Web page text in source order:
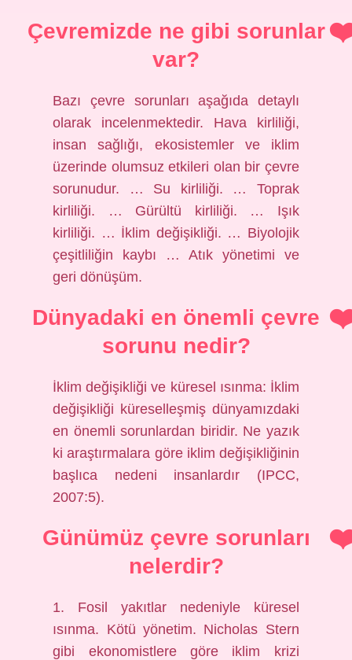
Çevremizde ne gibi sorunlar
var?
Bazı çevre sorunları aşağıda detaylı
olarak incelenmektedir. Hava kirliliği,
insan sağlığı, ekosistemler ve iklim
üzerinde olumsuz etkileri olan bir çevre
sorunudur. … Su kirliliği. … Toprak
kirliliği. … Gürültü kirliliği. … Işık
kirliliği. … İklim değişikliği. … Biyolojik
çeşitliliğin kaybı … Atık yönetimi ve
geri dönüşüm.
Dünyadaki en önemli çevre
sorunu nedir?
İklim değişikliği ve küresel ısınma: İklim
değişikliği küreselleşmiş dünyamızdaki
en önemli sorunlardan biridir. Ne yazık
ki araştırmalara göre iklim değişikliğinin
başlıca nedeni insanlardır (IPCC,
2007:5).
Günümüz çevre sorunları
nelerdir?
1. Fosil yakıtlar nedeniyle küresel
ısınma. Kötü yönetim. Nicholas Stern
gibi ekonomistlere göre iklim krizi